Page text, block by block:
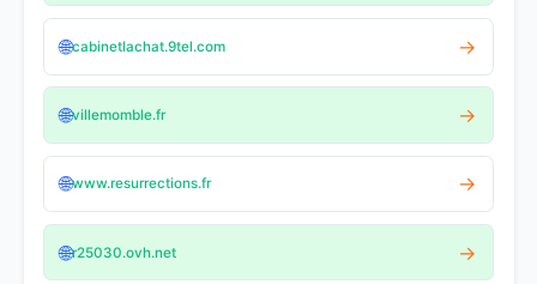
🌐cabinetlachat.9tel.com →
🌐villemomble.fr →
🌐www.resurrections.fr →
🌐r25030.ovh.net →